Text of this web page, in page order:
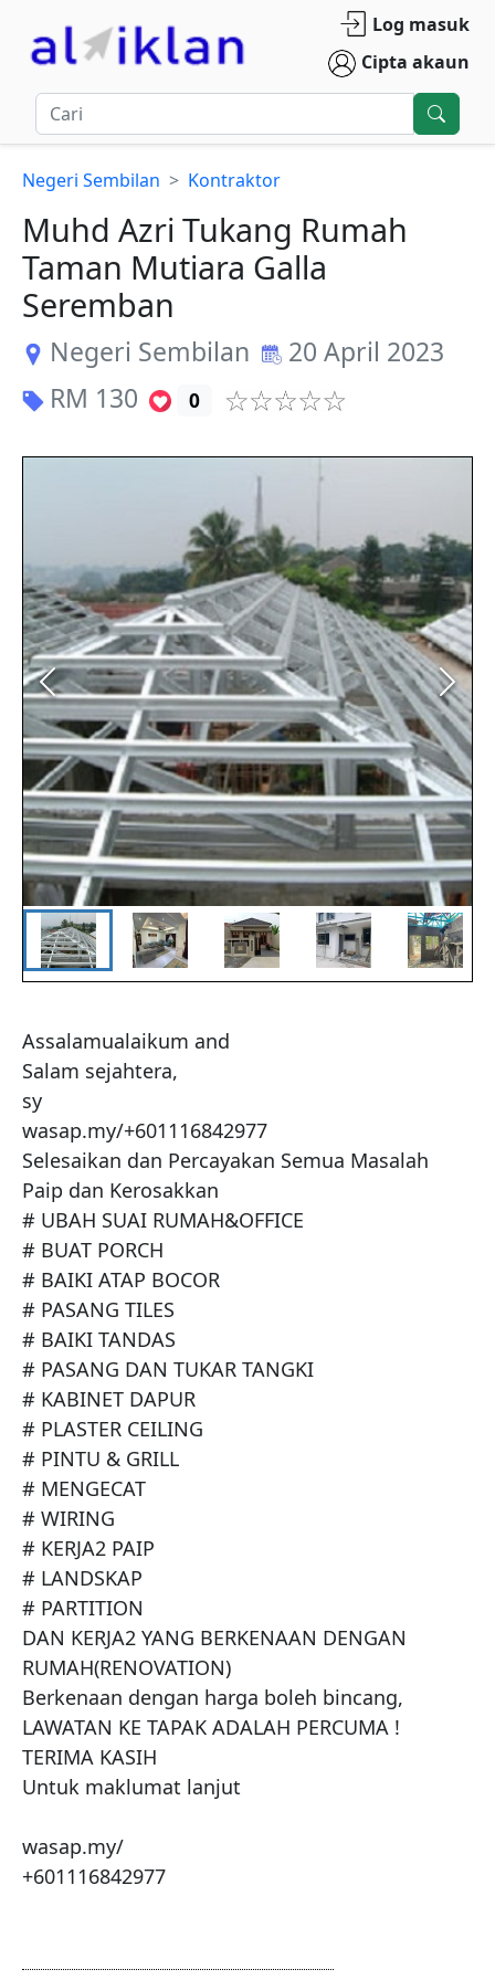
Log masuk
Cipta akaun
Negeri Sembilan Kontraktor
Muhd Azri Tukang Rumah
Taman Mutiara Galla
Seremban
Negeri Sembilan
20 April 2023
RM 130 0
Assalamualaikum and
Salam sejahtera,
sy
wasap.my/+601116842977
Selesaikan dan Percayakan Semua Masalah
Paip dan Kerosakkan
# UBAH SUAI RUMAH&OFFICE
# BUAT PORCH
# BAIKI ATAP BOCOR
# PASANG TILES
# BAIKI TANDAS
# PASANG DAN TUKAR TANGKI
# KABINET DAPUR
# PLASTER CEILING
# PINTU & GRILL
# MENGECAT
# WIRING
# KERJA2 PAIP
# LANDSKAP
# PARTITION
DAN KERJA2 YANG BERKENAAN DENGAN
RUMAH(RENOVATION)
Berkenaan dengan harga boleh bincang,
LAWATAN KE TAPAK ADALAH PERCUMA !
TERIMA KASIH
Untuk maklumat lanjut
wasap.my/
+601116842977